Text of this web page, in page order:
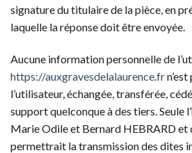
signature du titulaire de la pièce, en
laquelle la réponse doit être envoyée.
Aucune information personnelle de
https://auxgravesdelalaurence.fr
l’utilisateur, échangée, transférée,
support quelconque à des tiers. Seule
Marie Odile et Bernard HEBRARD et
permettrait la transmission des dites